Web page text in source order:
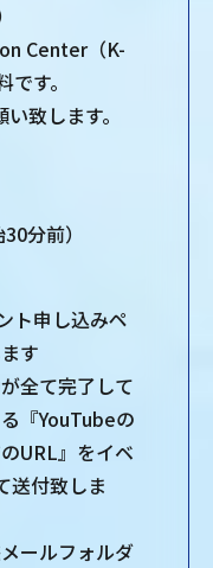
Center（K-
す。
致します。
分前）
ト申し込みペ
す
全て完了して
『YouTubeの
URL』をイベ
送付致しま
ールフォルダ